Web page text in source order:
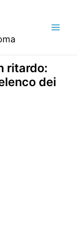
ritardo:
dei